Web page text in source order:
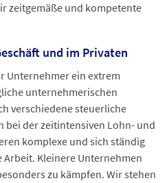
zeitgemäße und kompetente
und im Privaten
Unternehmer ein extrem
unternehmerischen
verschiedene steuerliche
bei der zeitintensiven Lohn- und
komplexe und sich ständig
Kleinere Unternehmen
zu kämpfen. Wir stehen